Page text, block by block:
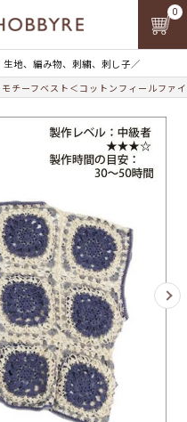
生地、編み物、刺繍、刺し子／
0
チーフベスト＜コットンフィールファ